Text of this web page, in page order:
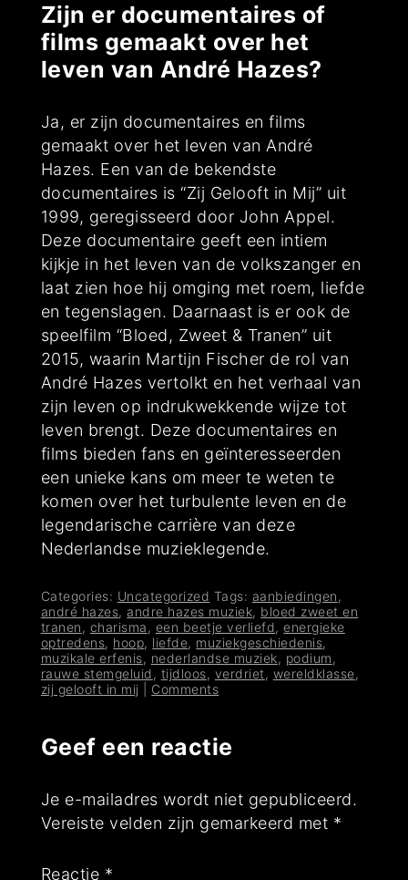
Zijn er documentaires of
films gemaakt over het
leven van André Hazes?
Ja, er zijn documentaires en films
gemaakt over het leven van André
Hazes. Een van de bekendste
documentaires is “Zij Gelooft in Mij” uit
1999, geregisseerd door John Appel.
Deze documentaire geeft een intiem
kijkje in het leven van de volkszanger en
laat zien hoe hij omging met roem, liefde
en tegenslagen. Daarnaast is er ook de
speelfilm “Bloed, Zweet & Tranen” uit
2015, waarin Martijn Fischer de rol van
André Hazes vertolkt en het verhaal van
zijn leven op indrukwekkende wijze tot
leven brengt. Deze documentaires en
films bieden fans en geïnteresseerden
een unieke kans om meer te weten te
komen over het turbulente leven en de
legendarische carrière van deze
Nederlandse muzieklegende.
Categories: Uncategorized Tags: aanbiedingen ,
andré hazes, andre hazes muziek, bloed zweet en
tranen , charisma , een beetje verliefd,energieke
optredens, hoop, liefde, muziekgeschiedenis,
muzikale erfenis, nederlandse muziek, podium ,
rauwe stemgeluid , tijdloos, verdriet , wereldklasse,
zij gelooft in mij
Comments
Geef een reactie
Je e-mailadres wordt niet gepubliceerd.
Vereiste velden zijn gemarkeerd met *
Reactie *